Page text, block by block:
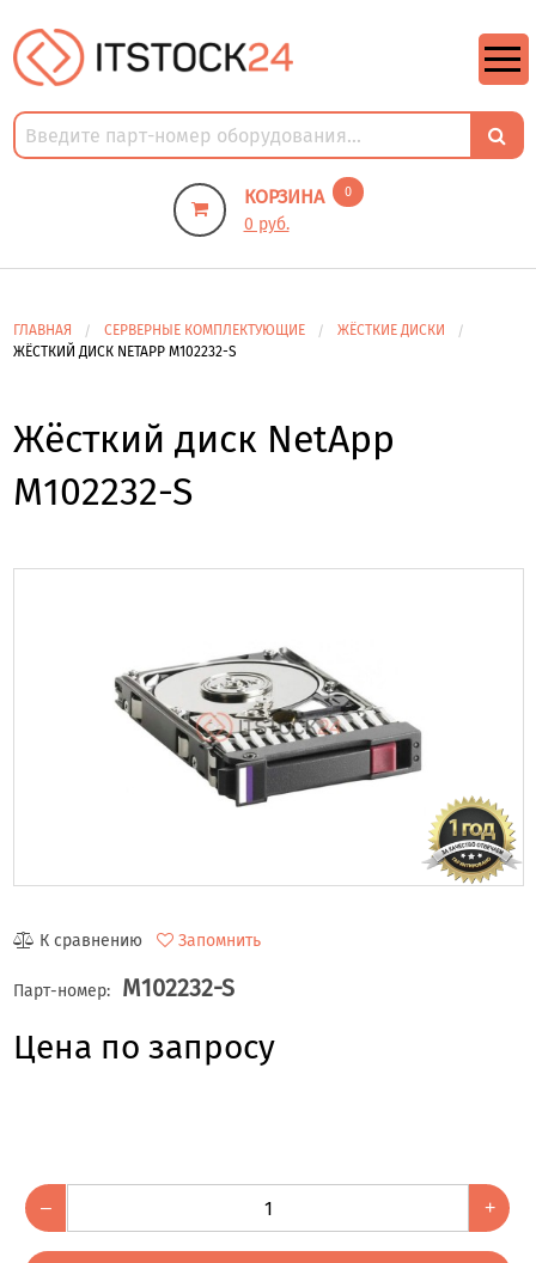
КОРЗИНА 0
0 руб.
ГЛАВНАЯ СЕРВЕРНЫЕ КОМПЛЕКТУЮЩИЕ
ЖЁСТКИЕ ДИСКИ
ЖЁСТКИЙ ДИСК NETAPP M102232-S
Жёсткий диск NetApp
M102232-S
К сравнению Запомнить
Парт-номер: M102232-S
Цена по запросу
– +